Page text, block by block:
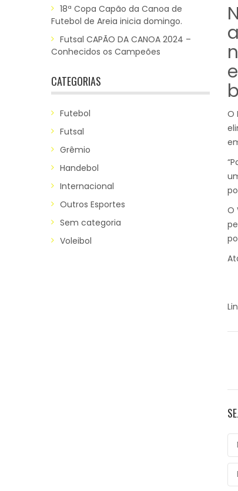
18ª Copa Capão da Canoa de
Futebol de Areia inicia domingo.
Futsal CAPÃO DA CANOA 2024 –
Conhecidos os Campeões
CATEGORIAS
Futebol
Futsal
Grêmio
Handebol
Internacional
Outros Esportes
Sem categoria
Voleibol
O
O